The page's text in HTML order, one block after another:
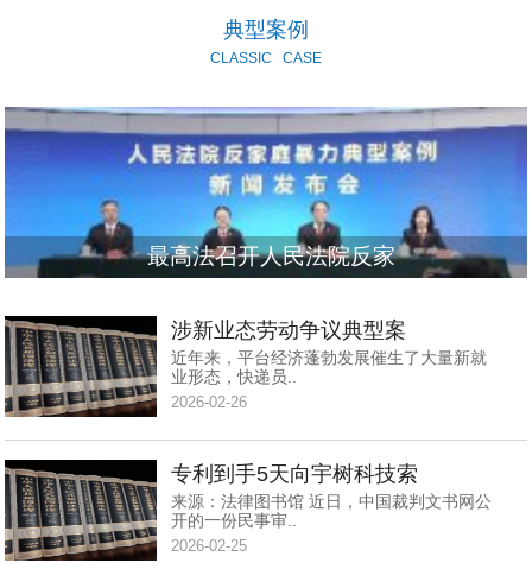
典型案例
CLASSIC CASE
最高法召开人民法院反家
涉新业态劳动争议典型案
近年来，平台经济蓬勃发展催生了大量新就
业形态，快递员..
2026-02-26
专利到手5天向宇树科技索
来源：法律图书馆 近日，中国裁判文书网公
开的一份民事审..
2026-02-25